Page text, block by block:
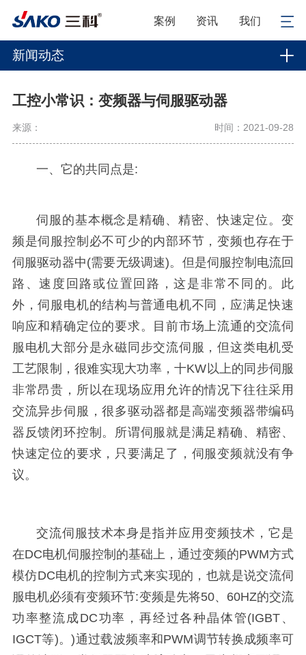
案例 资讯 我们
新闻动态
工控小常识：变频器与伺服驱动器
来源： 时间：2021-09-28
一、它的共同点是:
伺服的基本概念是精确、精密、快速定位。变
频是伺服控制必不可少的内部环节，变频也存在于
伺服驱动器中(需要无级调速)。但是伺服控制电流回
路、速度回路或位置回路，这是非常不同的。此
外，伺服电机的结构与普通电机不同，应满足快速
响应和精确定位的要求。目前市场上流通的交流伺
服电机大部分是永磁同步交流伺服，但这类电机受
工艺限制，很难实现大功率，十KW以上的同步伺服
非常昂贵，所以在现场应用允许的情况下往往采用
交流异步伺服，很多驱动器都是高端变频器带编码
器反馈闭环控制。所谓伺服就是满足精确、精密、
快速定位的要求，只要满足了，伺服变频就没有争
议。
交流伺服技术本身是指并应用变频技术，它是
在DC电机伺服控制的基础上，通过变频的PWM方式
模仿DC电机的控制方式来实现的，也就是说交流伺
服电机必须有变频环节:变频是先将50、60HZ的交流
功率整流成DC功率，再经过各种晶体管(IGBT、
IGCT等)。)通过载波频率和PWM调节转换成频率可